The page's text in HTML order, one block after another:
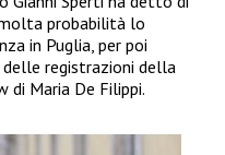
probabilità lo
in Puglia, per poi
delle registrazioni della
di Maria De Filippi.